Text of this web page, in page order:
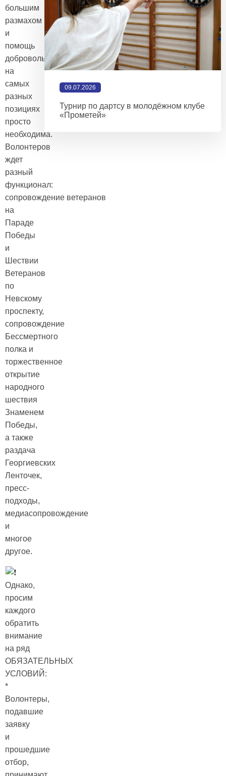
большим
размахом
и
помощь
добровольцев
на
самых
разных
позициях
просто
необходима.
Волонтеров
ждет
разный
функционал:
сопровождение ветеранов
на
Параде
Победы
и
Шествии
Ветеранов
по
Невскому
проспекту,
сопровождение
Бессмертного
полка и
торжественное
открытие
народного
шествия
Знаменем
Победы,
а также
раздача
Георгиевских
Ленточек,
пресс-
подходы,
медиасопровождение
и
многое
другое.
Однако,
просим
каждого
обратить
внимание
на ряд
ОБЯЗАТЕЛЬНЫХ
УСЛОВИЙ:
*
Волонтеры,
подавшие
заявку
и
прошедшие
отбор,
09.07.2026
Турнир по дартсу в молодёжном клубе
«Прометей»